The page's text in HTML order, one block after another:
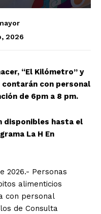
2026
“El Kilómetro” y
con personal
de 6pm a 8 pm.
disponibles hasta el
La H En
2026.- Personas
alimenticios
con personal
de Consulta